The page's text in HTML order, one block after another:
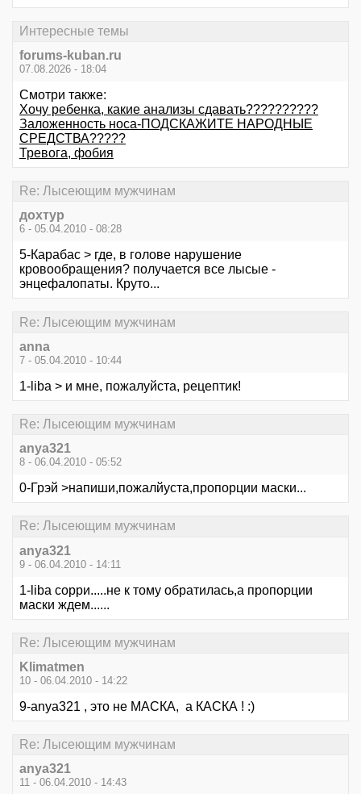
Интересные темы
forums-kuban.ru
07.08.2026 - 18:04
Смотри также:
Хочу ребенка, какие анализы сдавать??????????
Заложенность носа-ПОДСКАЖИТЕ НАРОДНЫЕ
СРЕДСТВА?????
Тревога, фобия
Re: Лысеющим мужчинам
дохтур
6 - 05.04.2010 - 08:28
5-Карабас > где, в голове нарушение
кровообращения? получается все лысые -
энцефалопаты. Круто...
Re: Лысеющим мужчинам
anna
7 - 05.04.2010 - 10:44
1-liba > и мне, пожалуйста, рецептик!
Re: Лысеющим мужчинам
anya321
8 - 06.04.2010 - 05:52
0-Грэй >напиши,пожалйуста,пропорции маски...
Re: Лысеющим мужчинам
anya321
9 - 06.04.2010 - 14:11
1-liba сорри.....не к тому обратилась,а пропорции
маски ждем......
Re: Лысеющим мужчинам
Klimatmen
10 - 06.04.2010 - 14:22
9-anya321 , это не МАСКА, а КАСКА ! :)
Re: Лысеющим мужчинам
anya321
11 - 06.04.2010 - 14:43